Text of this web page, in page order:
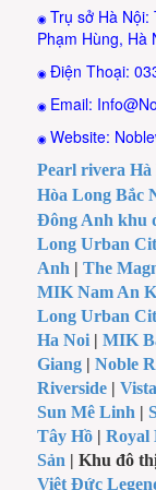
◉ Trụ sở Hà
Phạm Hùng, Hà
◉Điện Thoại:
◉ Email:
◉Website:
Pearl rivera Hà
Hòa Long Bắc
Đông Anh khu
Long Urban
Anh |The
MIK Nam An
Long Urban
Ha Noi | MIK
Giang |Noble
Riverside |
Sun Mê Linh |
Tây Hồ |Royal
Sản | Khu đô
Việt Đức